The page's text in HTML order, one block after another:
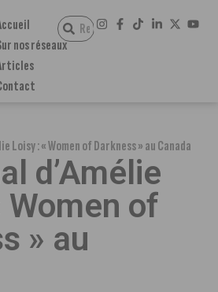
nos réseaux
Loisy : « Women of Darkness » au Canada
d’Amélie
Women of
» au